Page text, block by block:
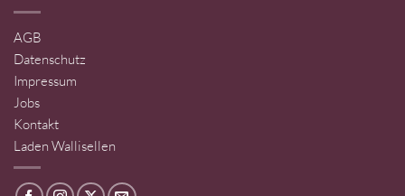
AGB
Datenschutz
Impressum
Jobs
Kontakt
Laden Wallisellen